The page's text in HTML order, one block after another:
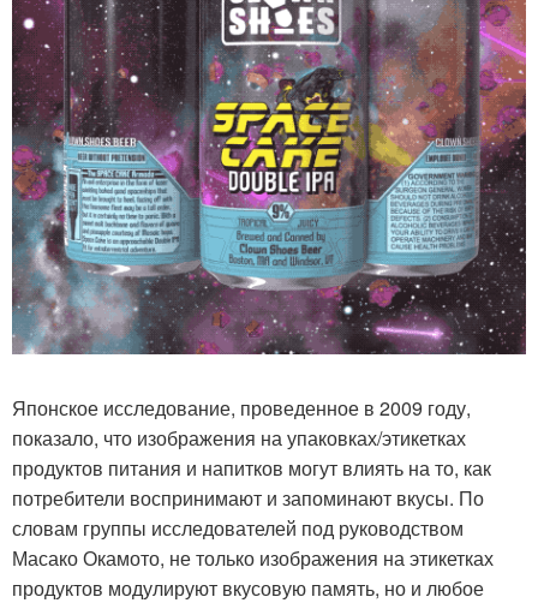
Японское исследование, проведенное в 2009 году,
показало, что изображения на упаковках/этикетках
продуктов питания и напитков могут влиять на то, как
потребители воспринимают и запоминают вкусы. По
словам группы исследователей под руководством
Масако Окамото, не только изображения на этикетках
продуктов модулируют вкусовую память, но и любое